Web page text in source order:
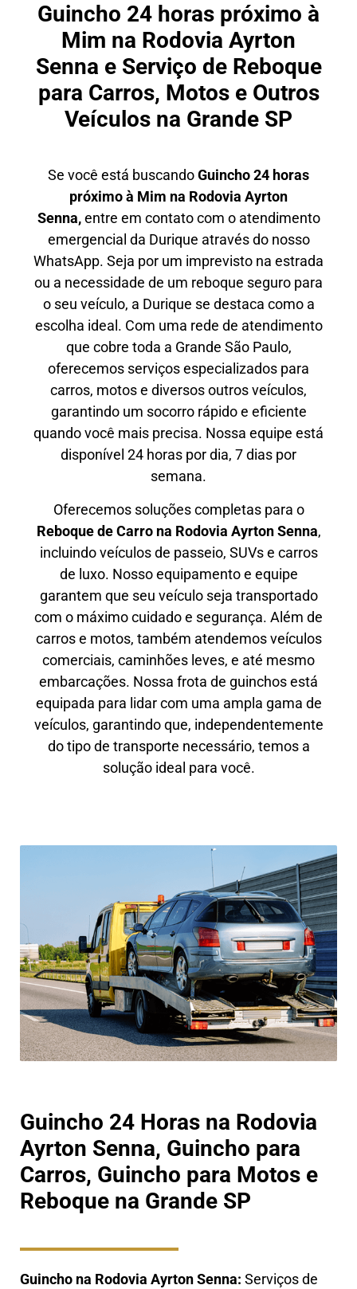
Guincho 24 horas próximo à
Mim na Rodovia Ayrton
Senna e Serviço de Reboque
para Carros, Motos e Outros
Veículos na Grande SP
Se você está buscandoGuincho 24 horas
próximo à Mim na Rodovia Ayrton
Senna, entre em contato com o atendimento
emergencial da Durique através do nosso
WhatsApp. Seja por um imprevisto na estrada
ou a necessidade de um reboque seguro para
o seu veículo, a Durique se destaca como a
escolha ideal. Com uma rede de atendimento
que cobre toda a Grande São Paulo,
oferecemos serviços especializados para
carros, motos e diversos outros veículos,
garantindo um socorro rápido e eficiente
quando você mais precisa. Nossa equipe está
disponível 24 horas por dia, 7 dias por
semana.
Oferecemos soluções completas para o
Reboque de Carro na Rodovia Ayrton Senna,
incluindo veículos de passeio, SUVs e carros
de luxo. Nosso equipamento e equipe
garantem que seu veículo seja transportado
com o máximo cuidado e segurança. Além de
carros e motos, também atendemos veículos
comerciais, caminhões leves, e até mesmo
embarcações. Nossa frota de guinchos está
equipada para lidar com uma ampla gama de
veículos, garantindo que, independentemente
do tipo de transporte necessário, temos a
solução ideal para você.
Guincho 24 Horas na Rodovia
Ayrton Senna, Guincho para
Carros, Guincho para Motos e
Reboque na Grande SP
Guincho na Rodovia Ayrton Senna: Serviços de